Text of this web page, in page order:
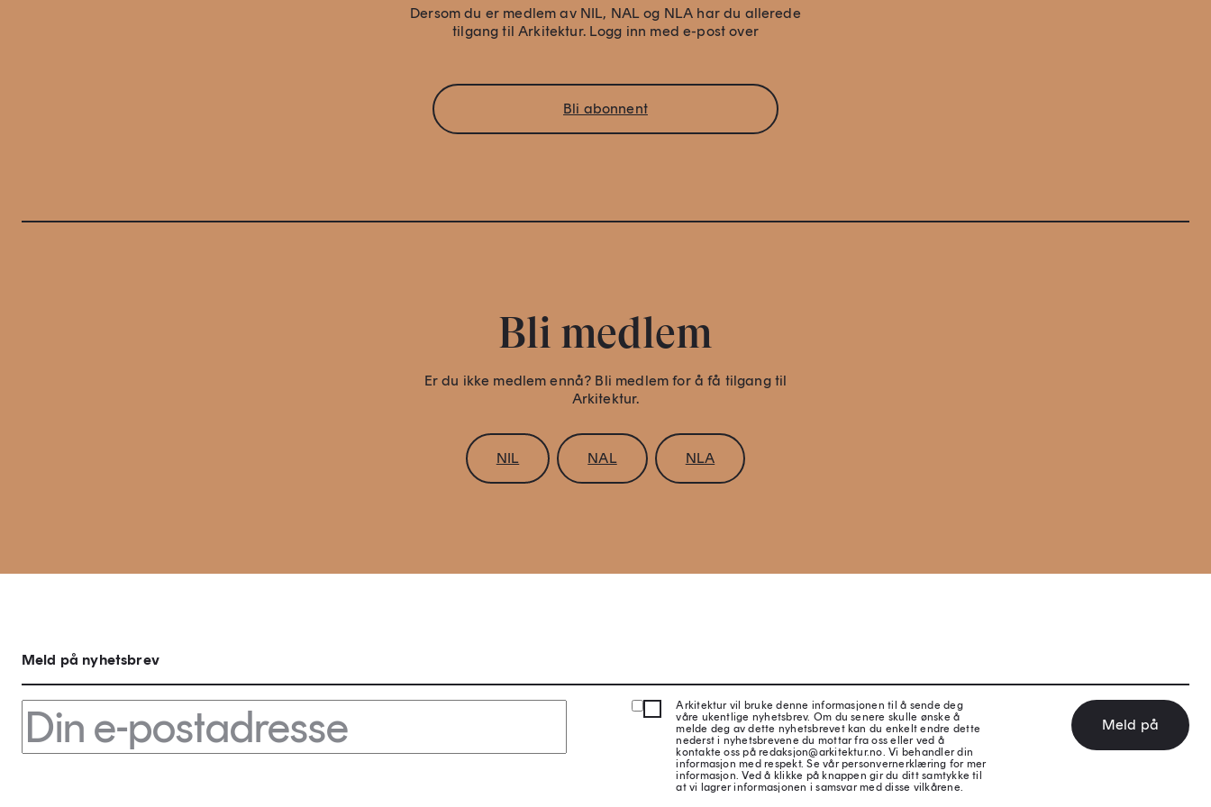
Dersom du er medlem av NIL, NAL og NLA har du allerede
tilgang til Arkitektur. Logg inn med e-post over
Bli abonnent
Bli medlem
Er du ikke medlem ennå? Bli medlem for å få tilgang til
Arkitektur.
NIL NAL NLA
Meld på nyhetsbrev
Arkitektur vil bruke denne informasjonen til å sende deg
våre ukentlige nyhetsbrev. Om du senere skulle ønske å
melde deg av dette nyhetsbrevet kan du enkelt endre dette
nederst i nyhetsbrevene du mottar fra oss eller ved å
kontakte oss på redaksjon@arkitektur.no. Vi behandler din
informasjon med respekt. Se vår personvernerklæring for mer
informasjon. Ved å klikke på knappen gir du ditt samtykke til
at vi lagrer informasjonen i samsvar med disse vilkårene.
Meld på